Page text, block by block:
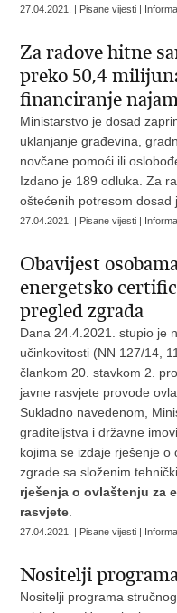
27.04.2021. | Pisane vijesti |
Za radove hitne
preko 50,4
financiranje
Ministarstvo je dosad
uklanjanje građevina,
novčane pomoći ili
Izdano je 189 odluka. Za
oštećenih potresom dosad
27.04.2021. | Pisane vijesti |
Obavijest
energetsko
pregled zgrada
Dana 24.4.2021. stupio je
učinkovitosti (NN 127/14,
člankom 20. stavkom 2.
javne rasvjete provode
Sukladno navedenom,
graditeljstva i državne
kojima se izdaje rješenje o
zgrade sa složenim
rješenja o ovlaštenju za
rasvjete
27.04.2021. | Pisane vijesti |
Nositelji
Nositelji programa